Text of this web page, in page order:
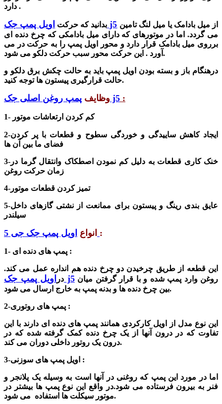
دارد .
بدانید که حرکت اویل پمپ جک j5
می گردد. اما در موتورهای که دارای میل بادامکی که چرخ دنده ای
برروی میل بادامک قرار دارد و محور اویل پمپ را به حرکت در می
آورد . این حرکت محور سبب حرکت دلکو می شود.
درهنگام باز و بسته بودن اویل پمپ باید به حالت چکش برق دلکو و
حالت قرارگیری پیستون ها توجه کنید.
وظایف پمپ روغن اصلی جک j5 :
1- کم کردن ارتعاشات موتور
2-ایجاد کاهش ساییدگی و خوردگی سطوح و قطعات با پر کردن
فضای ما بین آن ها
3-خنک کاری قطعات به دلیل کم نمودن اصطکاک وانتقال گرما در
4-تمیز کردن قطعات موتور
5-عایق بندی رینگ و پیستون برای ممانعت از نشتی گازهای داخل
سیلندر
انواع :
1- پمپ های دنده ای :
این قطعه از طریق چرخیدن دو چرخ دنده هم انداره عمل می کند.
در اویل پمپ جک j5روغن وارد پمپ شده و با قرار گرفتن میان
بین چرخ دنده ها و بدنه پمپ به خارج ارسال می شود.
2-پمپ های روتوری :
این نوع مدل از اویل کارکردی همانند پمپ های دنده ای دارند با این
تفاوت که در درون آنها از یک چرخ دنده کمک گرفته شده که در
درون یک روتور داخلی دوران می کند.
3-اویل پمپ های سوزنی :
اما در مورد این پمپ که روغنی در آنها است به وسیله یک پلانجر و
فنر به بیرون فرستاده می شود.در واقع این نوع پمپ ها بیشتر در
موتور سیکلت ها استفاده می شود.